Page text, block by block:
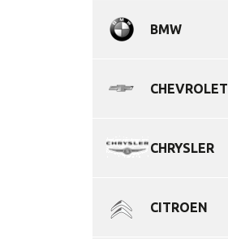
BMW
CHEVROLET
CHRYSLER
CITROEN